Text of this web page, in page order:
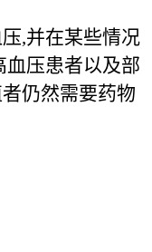
,并在某些情况
血压患者以及部
仍然需要药物